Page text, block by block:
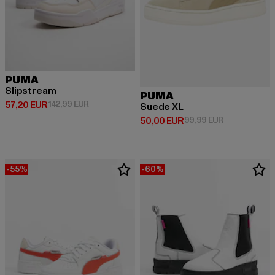
PUMA
Slipstream
57,20 EUR
Derzeitiger Preis: 57,20 EUR
142,99 EURAktionspreis: 142,99 EUR
PUMA
Suede XL
50,00 EUR
Derzeitiger Preis: 50,00 EUR
99,99 EURAktionspreis:
-55% -60%